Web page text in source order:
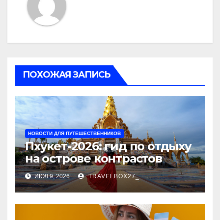
ПОХОЖАЯ ЗАПИСЬ
НОВОСТИ ДЛЯ ПУТЕШЕСТВЕННИКОВ
Пхукет-2026: гид по отдыху
на острове контрастов
ИЮЛ 9, 2026 TRAVELBOX27_